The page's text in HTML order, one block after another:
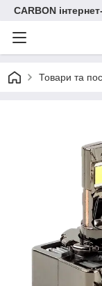
CARBON
Товари та